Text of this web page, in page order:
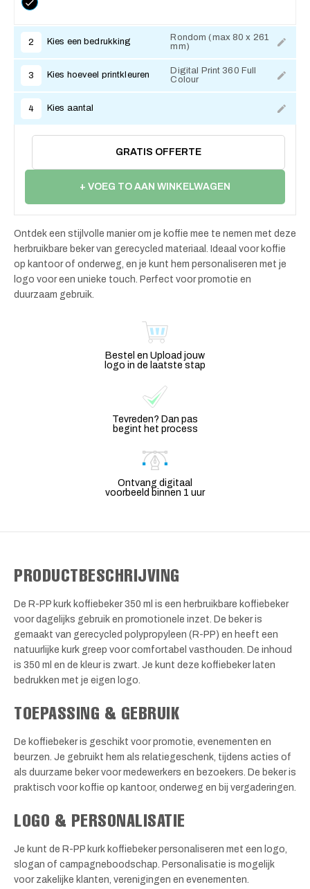
2 Kies een bedrukking
Rondom (max 80 x 261
mm)
3 Kies hoeveel printkleuren
Digital Print 360 Full
Colour
4 Kies aantal
GRATIS OFFERTE
+ VOEG TO AAN WINKELWAGEN
Ontdek een stijlvolle manier om je koffie mee te nemen met deze
herbruikbare beker van gerecycled materiaal. Ideaal voor koffie
op kantoor of onderweg, en je kunt hem personaliseren met je
logo voor een unieke touch. Perfect voor promotie en
duurzaam gebruik.
Bestel en Upload jouw
logo in de laatste stap
Tevreden? Dan pas
begint het process
Ontvang digitaal
voorbeeld binnen 1 uur
PRODUCTBESCHRIJVING
De R-PP kurk koffiebeker 350 ml is een herbruikbare koffiebeker
voor dagelijks gebruik en promotionele inzet. De beker is
gemaakt van gerecycled polypropyleen (R-PP) en heeft een
natuurlijke kurk greep voor comfortabel vasthouden. De inhoud
is 350 ml en de kleur is zwart. Je kunt deze koffiebeker laten
bedrukken met je eigen logo.
TOEPASSING & GEBRUIK
De koffiebeker is geschikt voor promotie, evenementen en
beurzen. Je gebruikt hem als relatiegeschenk, tijdens acties of
als duurzame beker voor medewerkers en bezoekers. De beker is
praktisch voor koffie op kantoor, onderweg en bij vergaderingen.
LOGO & PERSONALISATIE
Je kunt de R-PP kurk koffiebeker personaliseren met een logo,
slogan of campagneboodschap. Personalisatie is mogelijk
voor zakelijke klanten, verenigingen en evenementen.